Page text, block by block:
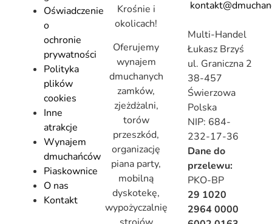
Oświadczenie
o
ochronie
prywatności
Polityka
plików
cookies
Inne
atrakcje
Wynajem
dmuchańców
Piaskownice
O nas
Kontakt
Krośnie i
okolicach!
Oferujemy
wynajem
dmuchanych
zamków,
zjeżdżalni,
torów
przeszkód,
organizację
piana party,
mobilną
dyskotekę,
wypożyczalnię
Multi-Handel
Łukasz Brzyś
ul. Graniczna 2
38-457
Świerzowa
Polska
NIP: 684-
232-17-36
Dane do
przelewu:
PKO-BP
29 1020
2964 0000